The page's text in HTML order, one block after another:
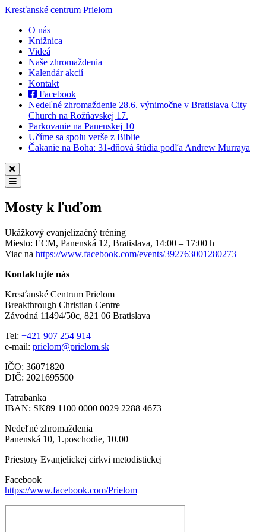
Kresťanské centrum Prielom
O nás
Knižnica
Videá
Naše zhromaždenia
Kalendár akcií
Kontakt
Facebook
Nedeľné zhromaždenie 28.6. výnimočne v Bratislava City
Church na Rožňavskej 17.
Parkovanie na Panenskej 10
Učíme sa spolu verše z Biblie
Čakanie na Boha: 31-dňová štúdia podľa Andrew Murraya
Mosty k ľuďom
Ukážkový evanjelizačný tréning
Miesto: ECM, Panenská 12, Bratislava, 14:00 – 17:00 h
Viac na https://www.facebook.com/events/392763001280273
Kontaktujte nás
Kresťanské Centrum Prielom
Breakthrough Christian Centre
Závodná 11494/50c, 821 06 Bratislava
Tel: +421 907 254 914
e-mail: prielom@prielom.sk
IČO: 36071820
DIČ: 2021695500
Tatrabanka
IBAN: SK89 1100 0000 0029 2288 4673
Nedeľné zhromaždenia
Panenská 10, 1.poschodie, 10.00
Priestory Evanjelickej cirkvi metodistickej
Facebook
https://www.facebook.com/Prielom